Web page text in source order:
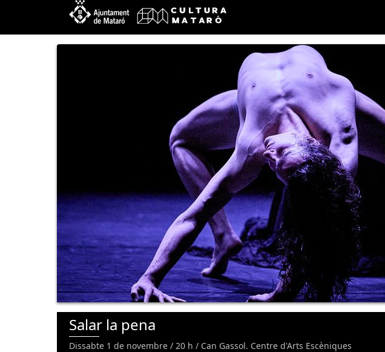
Salar la pena
Dissabte 1 de novembre / 20 h / Can Gassol. Centre d'Arts Escèniques